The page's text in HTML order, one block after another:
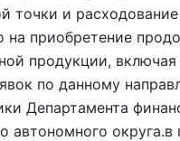
точки и
на приобретение
продукции,
по данному
Департамента
округа.в